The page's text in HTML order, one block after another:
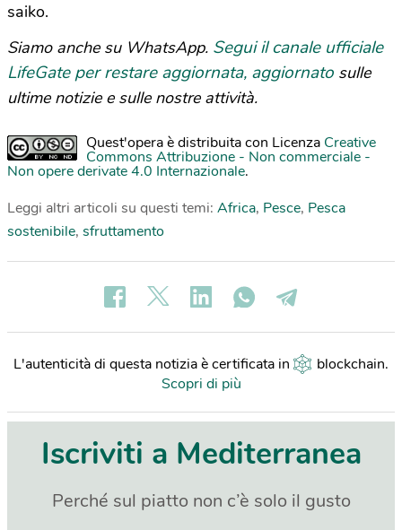
saiko.
Siamo anche su WhatsApp. Segui il canale ufficiale
LifeGate per restare aggiornata, aggiornato sulle
ultime notizie e sulle nostre attività.
Quest'opera è distribuita con Licenza Creative
Commons Attribuzione - Non commerciale -
Non opere derivate 4.0 Internazionale.
Leggi altri articoli su questi temi: Africa, Pesce, Pesca
sostenibile, sfruttamento
L'autenticità di questa notizia è certificata in blockchain.
Scopri di più
Iscriviti a Mediterranea
Perché sul piatto non c’è solo il gusto